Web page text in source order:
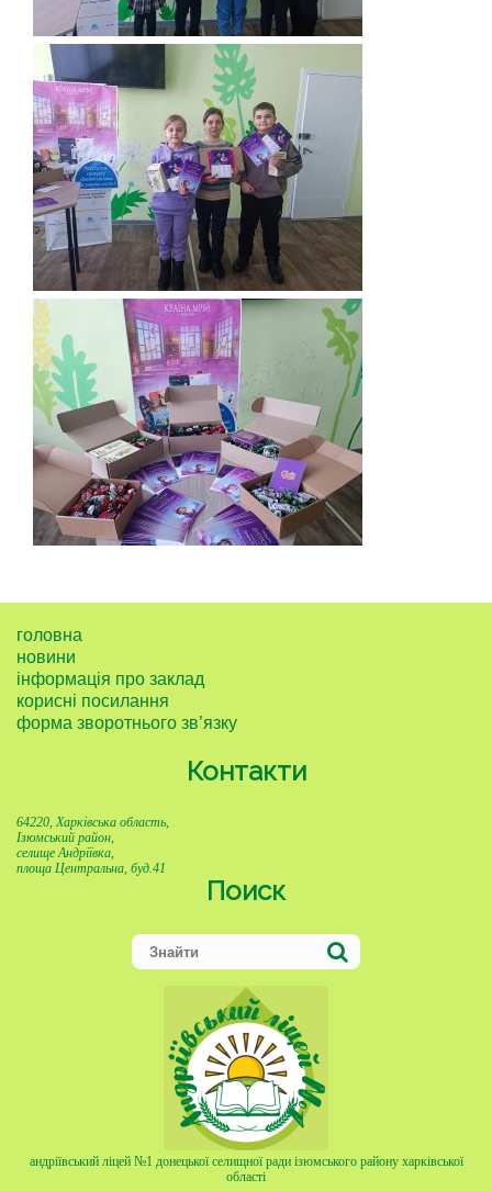
андріївський ліцей №1 донецької селищної ради ізюмського району харківської
області
головна
новини
інформація про заклад
корисні посилання
форма зворотнього зв’язку
Контакти
64220, Харківська область,
Ізюмський район,
селище Андріївка,
площа Центральна, буд.41
Поиск